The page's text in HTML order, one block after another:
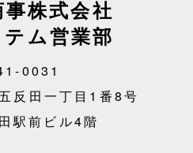
株式会社
ム営業部
0031
反田一丁目1番8号
駅前ビル4階